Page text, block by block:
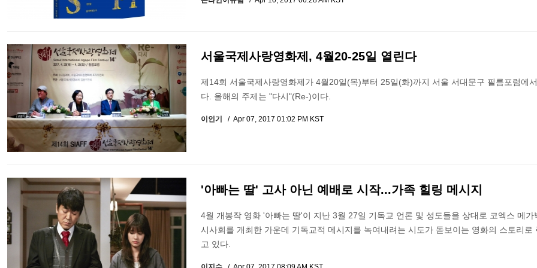
서울국제사랑영화제, 4월20-25일 열린다
제14회 서울국제사랑영화제가 4월20일(목)부터 25일(화)까지 서울 서대문구 필름포럼에
다. 올해의 주제는 "다시"(Re-)이다.
이인기 Apr 07, 2017 01:02 PM KST
'아빠는 딸' 고사 아닌 예배로 시작...가족 힐링 메시지
4월 개봉작 영화 '아빠는 딸'이 지난 3월 27일 기독교 언론 및 성도들을 상대로 코엑스 메가
시사회를 개최한 가운데 기독교적 메시지를 녹여내려는 시도가 돋보이는 영화의 스토리로
고 있다.